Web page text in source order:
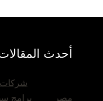
أحدث
مصر
برامج